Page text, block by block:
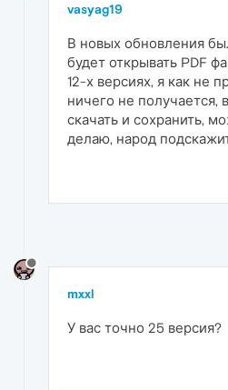
vasyag19
В новых обновления
будет открывать PDF
12-х версиях, я как не
ничего не получается,
скачать и сохранить,
делаю, народ
mxxl
У вас точно 25 версия?